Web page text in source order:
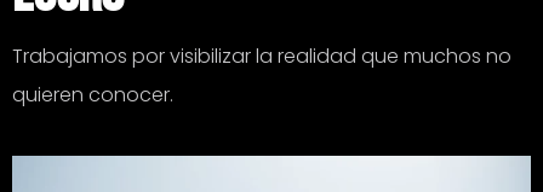
Trabajamos por visibilizar la realidad que muchos no
quieren conocer.